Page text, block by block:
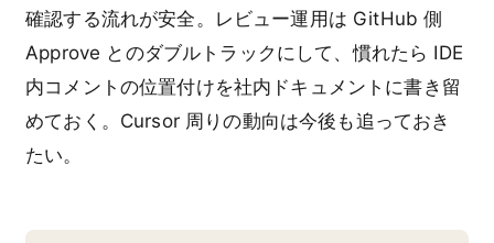
確認する流れが安全。レビュー運用は GitHub 側
Approve とのダブルトラックにして、慣れたら IDE
内コメントの位置付けを社内ドキュメントに書き留
めておく。Cursor 周りの動向は今後も追っておき
たい。